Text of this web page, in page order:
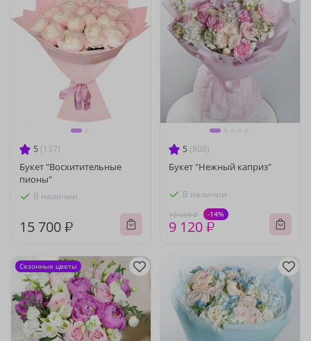
5 (137)
Букет "Восхитительные
пионы"
В наличии
15 700 ₽
5 (808)
Букет "Нежный каприз"
В наличии
10 660 ₽ -14%
9 120 ₽
Сезонные цветы